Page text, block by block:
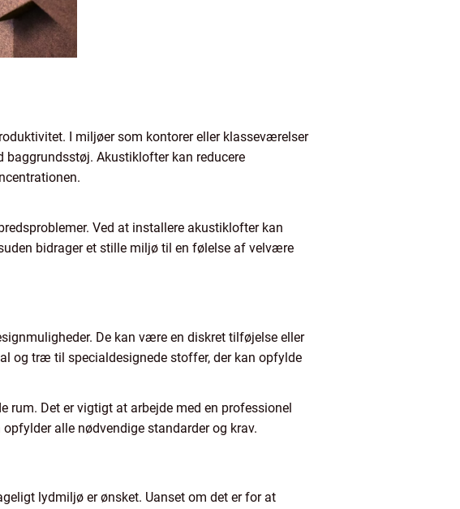
I miljøer som kontorer eller klasseværelser
Akustiklofter kan reducere
Ved at installere akustiklofter kan
bidrager et stille miljø til en følelse af velvære
De kan være en diskret tilføjelse eller
og træ til specialdesignede stoffer, der kan opfylde
Det er vigtigt at arbejde med en professionel
alle nødvendige standarder og krav.
lydmiljø er ønsket. Uanset om det er for at